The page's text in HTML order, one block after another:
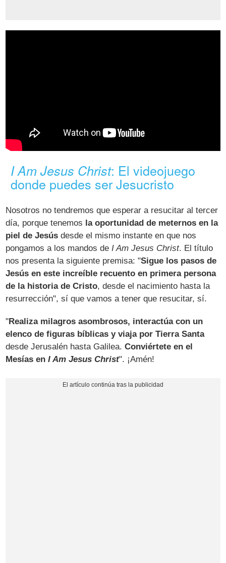
I Am Jesus Christ: El videojuego
donde puedes ser Jesucristo
Nosotros no tendremos que esperar a resucitar al tercer
día, porque tenemos la oportunidad de meternos en la
piel de Jesús desde el mismo instante en que nos
pongamos a los mandos de I Am Jesus Christ. El título
nos presenta la siguiente premisa: "Sigue los pasos de
Jesús en este increíble recuento en primera persona
de la historia de Cristo, desde el nacimiento hasta la
resurrección", sí que vamos a tener que resucitar, sí.
"Realiza milagros asombrosos, interactúa con un
elenco de figuras bíblicas y viaja por Tierra Santa
desde Jerusalén hasta Galilea.Conviértete en el
Mesías enI Am Jesus Christ". ¡Amén!